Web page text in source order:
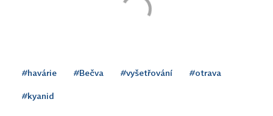
#havárie #Bečva #vyšetřování #otrava
#kyanid